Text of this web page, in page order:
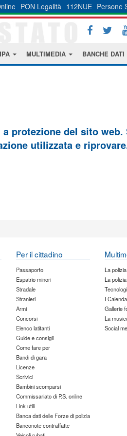
PON Legalità 112NUE Persone
MULTIMEDIA BANCHE DATI
protezione del sito
utilizzata e
Per il cittadino
Passaporto
Espatrio minori
Stradale
Stranieri
Armi
Concorsi
Elenco latitanti
Guide e consigli
Come fare per
Bandi di gara
Licenze
Scrivici
Bambini scomparsi
Commissariato di P.S. online
Link utili
Banca dati delle Forze di polizia
Banconote contraffatte
La
La
I
Gallerie
La
Social